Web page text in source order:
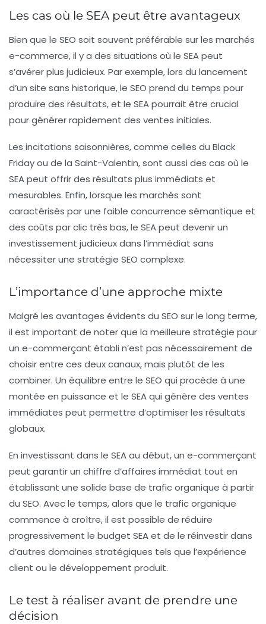
Les cas où le SEA peut être avantageux
Bien que le SEO soit souvent préférable sur les marchés
e-commerce, il y a des situations où le SEA peut
s’avérer plus judicieux. Par exemple, lors du lancement
d’un site sans historique, le SEO prend du temps pour
produire des résultats, et le SEA pourrait être crucial
pour générer rapidement des ventes initiales.
Les incitations saisonnières, comme celles du Black
Friday ou de la Saint-Valentin, sont aussi des cas où le
SEA peut offrir des résultats plus immédiats et
mesurables. Enfin, lorsque les marchés sont
caractérisés par une faible concurrence sémantique et
des coûts par clic très bas, le SEA peut devenir un
investissement judicieux dans l’immédiat sans
nécessiter une stratégie SEO complexe.
L’importance d’une approche mixte
Malgré les avantages évidents du SEO sur le long terme,
il est important de noter que la meilleure stratégie pour
un e-commerçant établi n’est pas nécessairement de
choisir entre ces deux canaux, mais plutôt de les
combiner. Un équilibre entre le SEO qui procède à une
montée en puissance et le SEA qui génère des ventes
immédiates peut permettre d’optimiser les résultats
globaux.
En investissant dans le SEA au début, un e-commerçant
peut garantir un chiffre d’affaires immédiat tout en
établissant une solide base de trafic organique à partir
du SEO. Avec le temps, alors que le trafic organique
commence à croître, il est possible de réduire
progressivement le budget SEA et de le réinvestir dans
d’autres domaines stratégiques tels que l’expérience
client ou le développement produit.
Le test à réaliser avant de prendre une
décision